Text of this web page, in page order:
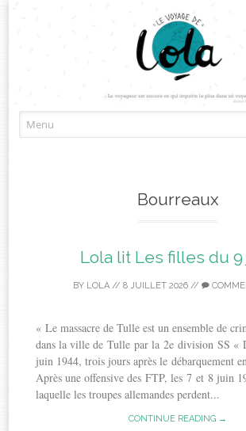
to
Bourreaux
Lola lit Les filles du
BY LOLA// 8 JUILLET 2026//
« Le massacre de Tulle est un ensemble de
dans la ville de Tulle par la 2e division SS «
juin 1944, trois jours après le débarquement
Après une offensive des FTP, les 7 et 8 juin
laquelle les troupes allemandes perdent...
CONTINUE READING →